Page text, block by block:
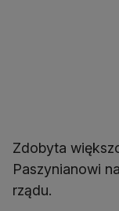
Zdobyta
Paszynianowi
rządu.